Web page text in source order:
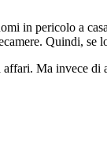
in pericolo a
Quindi, se
Ma invece